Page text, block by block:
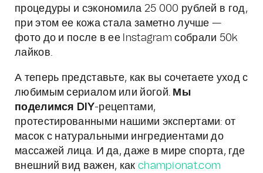
процедуры и сэкономила 25 000 рублей в год,
при этом ее кожа стала заметно лучше —
фото до и после в ее Instagram собрали 50k
лайков.
А теперь представьте, как вы сочетаете уход с
любимым сериалом или йогой. Мы
поделимся DIY-рецептами,
протестированными нашими экспертами: от
масок с натуральными ингредиентами до
массажей лица. И да, даже в мире спорта, где
внешний вид важен, как championat.com